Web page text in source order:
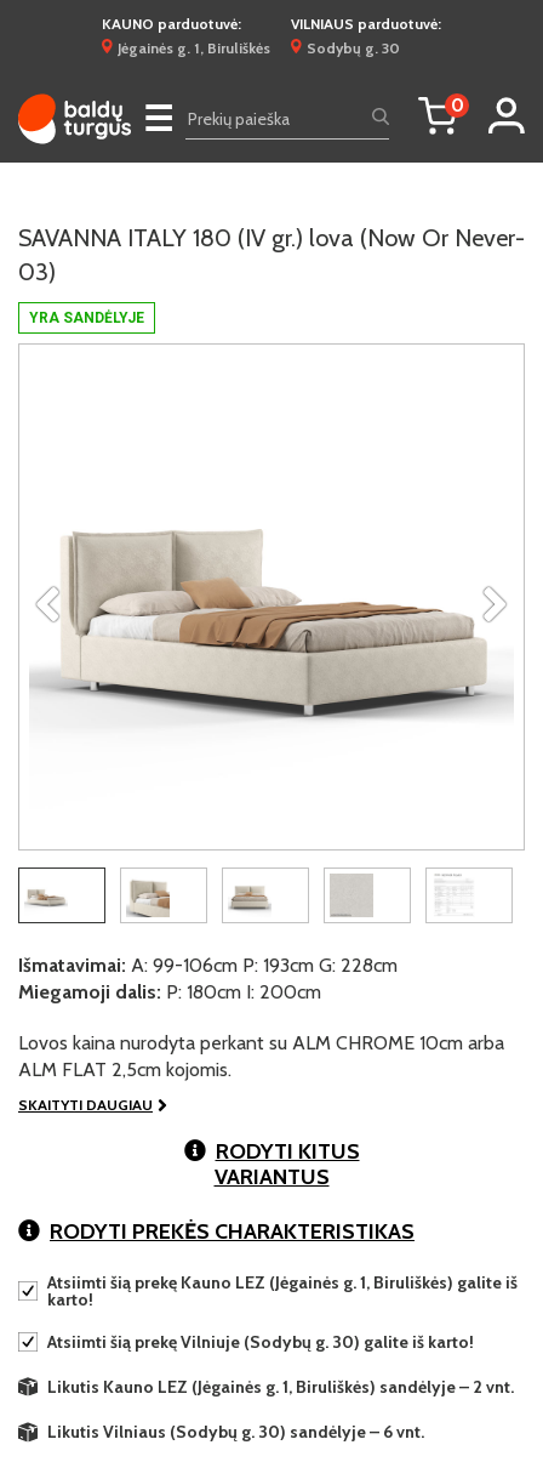
KAUNO parduotuvė:
Jėgainės g. 1, Biruliškės
VILNIAUS parduotuvė:
Sodybų g. 30
☰ 0
YRA SANDĖLYJE
SAVANNA ITALY 180 (IV gr.) lova (Now Or Never-
03)
Išmatavimai: A: 99-106cm P: 193cm G: 228cm
Miegamoji dalis: P: 180cm I: 200cm
Lovos kaina nurodyta perkant su ALM CHROME 10cm arba
ALM FLAT 2,5cm kojomis.
SKAITYTI DAUGIAU
RODYTI KITUS
VARIANTUS
RODYTI PREKĖS CHARAKTERISTIKAS
Atsiimti šią prekę Kauno LEZ (Jėgainės g. 1, Biruliškės) galite iš
karto!
Atsiimti šią prekę Vilniuje (Sodybų g. 30) galite iš karto!
Likutis Kauno LEZ (Jėgainės g. 1, Biruliškės) sandėlyje – 2 vnt.
Likutis Vilniaus (Sodybų g. 30) sandėlyje – 6 vnt.